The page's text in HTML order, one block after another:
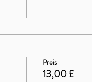
Preis
13,00 £